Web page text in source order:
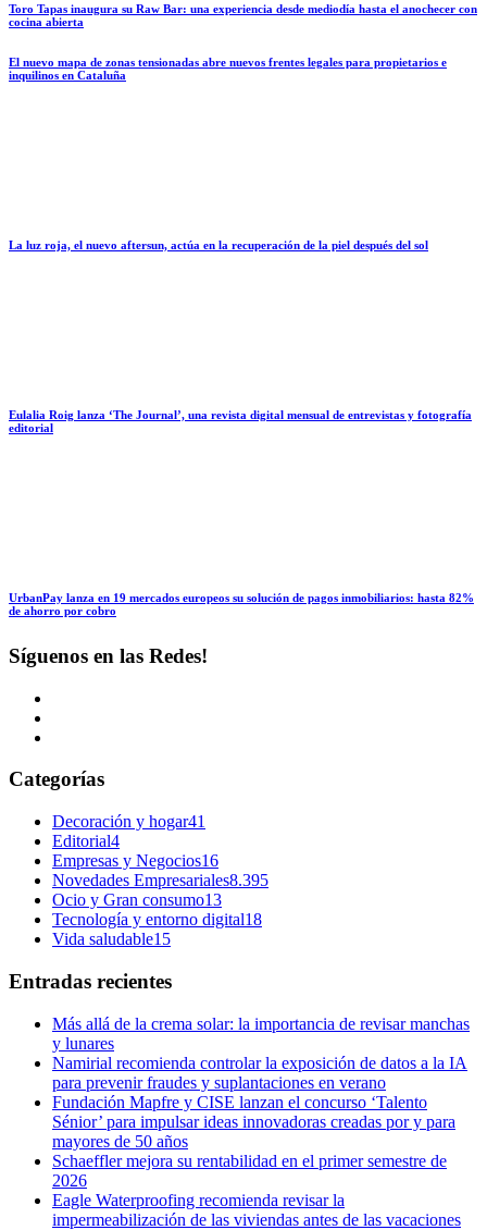
Toro Tapas inaugura su Raw Bar: una experiencia desde mediodía hasta el anochecer con
cocina abierta
El nuevo mapa de zonas tensionadas abre nuevos frentes legales para propietarios e
inquilinos en Cataluña
La luz roja, el nuevo aftersun, actúa en la recuperación de la piel después del sol
Eulalia Roig lanza ‘The Journal’, una revista digital mensual de entrevistas y fotografía
editorial
UrbanPay lanza en 19 mercados europeos su solución de pagos inmobiliarios: hasta 82%
de ahorro por cobro
Síguenos en las Redes!
Categorías
Decoración y hogar41
Editorial4
Empresas y Negocios16
Novedades Empresariales8.395
Ocio y Gran consumo13
Tecnología y entorno digital18
Vida saludable15
Entradas recientes
Más allá de la crema solar: la importancia de revisar manchas
y lunares
Namirial recomienda controlar la exposición de datos a la IA
para prevenir fraudes y suplantaciones en verano
Fundación Mapfre y CISE lanzan el concurso ‘Talento
Sénior’ para impulsar ideas innovadoras creadas por y para
mayores de 50 años
Schaeffler mejora su rentabilidad en el primer semestre de
2026
Eagle Waterproofing recomienda revisar la
impermeabilización de las viviendas antes de las vacaciones